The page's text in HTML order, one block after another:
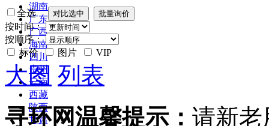
湖南
广东
广西
海南
四川
贵州
云南
西藏
陕西
甘肃
全选
按时间：
按顺序：
标价
图片 VIP
大图 列表
寻环网温馨提示： 请新老